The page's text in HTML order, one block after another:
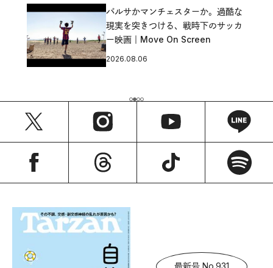
バルサかマンチェスターか。過酷な
現実を突きつける、戦時下のサッカ
ー映画｜Move On Screen
2026.08.06